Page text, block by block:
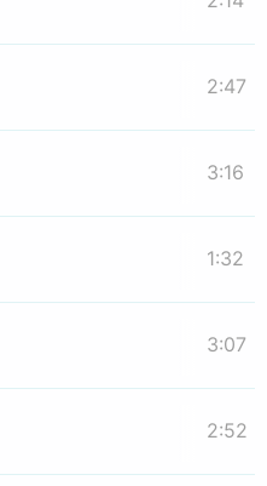
2:47
3:16
1:32
3:07
2:52